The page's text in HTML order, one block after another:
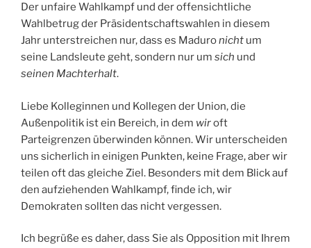
Der unfaire Wahlkampf und der offensichtliche
Wahlbetrug der Präsidentschaftswahlen in diesem
Jahr unterstreichen nur, dass es Maduronicht um
seine Landsleute geht, sondern nur um sich und
seinen Machterhalt.
Liebe Kolleginnen und Kollegen der Union, die
Außenpolitik ist ein Bereich, in dem wiroft
Parteigrenzen überwinden können. Wir unterscheiden
uns sicherlich in einigen Punkten, keine Frage, aber wir
teilen oft das gleiche Ziel. Besonders mit dem Blick auf
den aufziehenden Wahlkampf, finde ich, wir
Demokraten sollten das nicht vergessen.
Ich begrüße es daher, dass Sie als Opposition mit Ihrem